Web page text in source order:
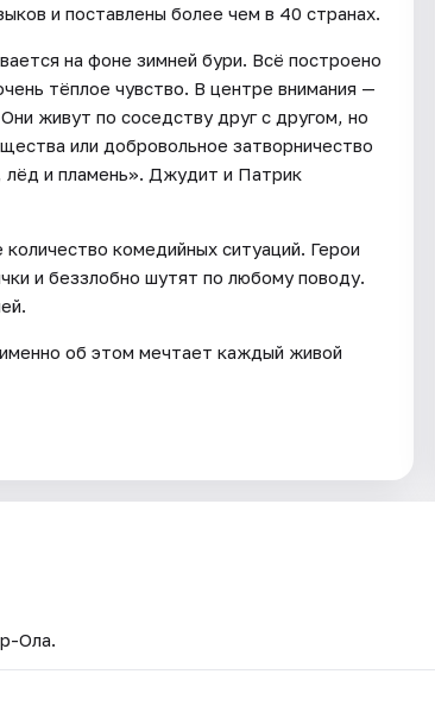
и поставлены более чем в 40 странах.
на фоне зимней бури. Всё построено
тёплое чувство. В центре внимания —
живут по соседству друг с другом, но
или добровольное затворничество
лёд и пламень». Джудит и Патрик
комедийных ситуаций. Герои
и беззлобно шутят по любому поводу.
об этом мечтает каждый живой
Ола.